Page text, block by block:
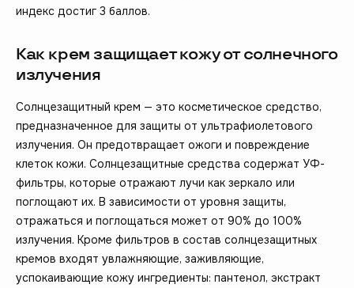
индекс достиг 3 баллов.
Как крем защищает кожу от солнечного
излучения
Солнцезащитный крем — это косметическое средство,
предназначенное для защиты от ультрафиолетового
излучения. Он предотвращает ожоги и повреждение
клеток кожи. Солнцезащитные средства содержат УФ-
фильтры, которые отражают лучи как зеркало или
поглощают их. В зависимости от уровня защиты,
отражаться и поглощаться может от 90% до 100%
излучения. Кроме фильтров в состав солнцезащитных
кремов входят увлажняющие, заживляющие,
успокаивающие кожу ингредиенты: пантенол, экстракт